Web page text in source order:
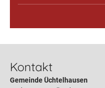
Kontakt
Gemeinde Üchtelhausen